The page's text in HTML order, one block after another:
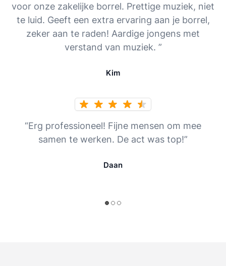
voor onze zakelijke borrel. Prettige muziek, niet
te luid. Geeft een extra ervaring aan je borrel,
zeker aan te raden! Aardige jongens met
verstand van muziek. ”
Kim
“Erg professioneel! Fijne mensen om mee
samen te werken. De act was top!”
Daan